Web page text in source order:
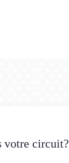
votre circuit?